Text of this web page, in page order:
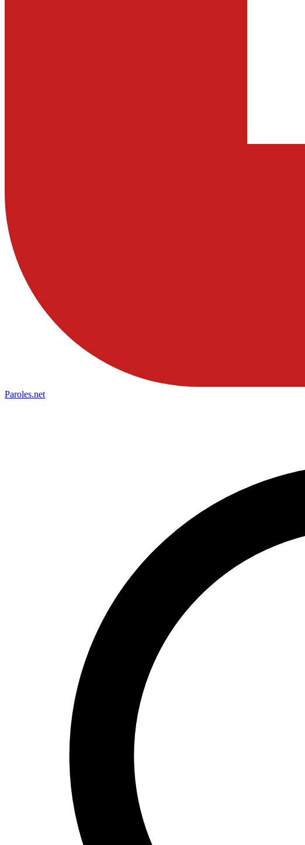
Paroles.net